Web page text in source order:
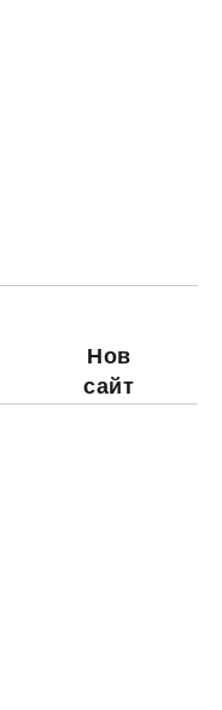
Нов
сайт